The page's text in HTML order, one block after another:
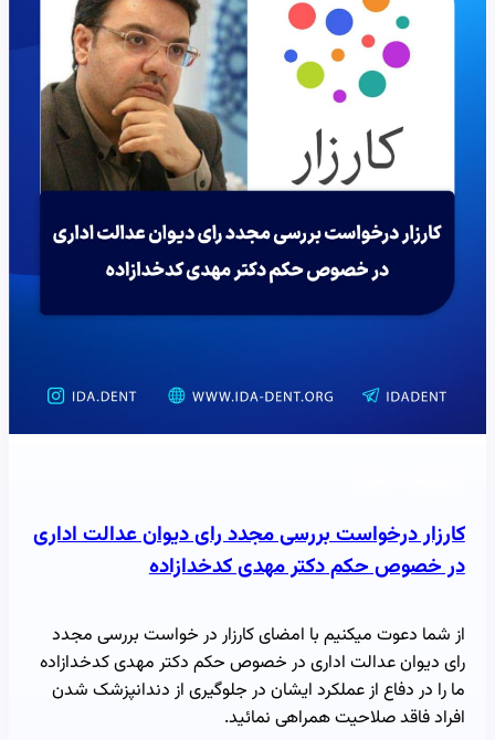
کارزار درخواست بررسی مجدد رای دیوان عدالت اداری
در خصوص حکم دکتر مهدی کدخدازاده
از شما دعوت میکنیم با امضای کارزار در خواست بررسی مجدد
رای دیوان عدالت اداری در خصوص حکم دکتر مهدی کدخدازاده
ما را در دفاع از عملکرد ایشان در جلوگیری از دندانپزشک شدن
افراد فاقد صلاحیت همراهی نمائید.